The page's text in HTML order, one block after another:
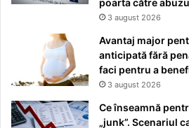
3 august 2026
Avantaj major
anticipată fără
faci pentru a
3 august 2026
Ce înseamnă
„junk”. Scenariul